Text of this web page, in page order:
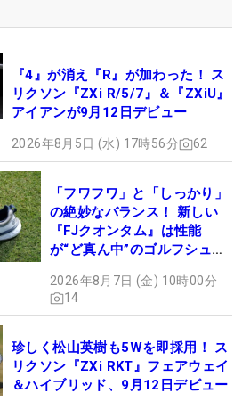
『4』が消え『R』が加わった！ ス
リクソン『ZXi R/5/7』＆『ZXiU』
アイアンが9月12日デビュー
2026年8月5日 (水) 17時56分 62
「フワフワ」と「しっかり」
の絶妙なバランス！ 新しい
『FJクオンタム』は性能
が“ど真ん中”のゴルフシュー
2026年8月7日 (金) 10時00分
14
珍しく松山英樹も5Wを即採用！ ス
リクソン『ZXi RKT』フェアウェイ
＆ハイブリッド、9月12日デビュー